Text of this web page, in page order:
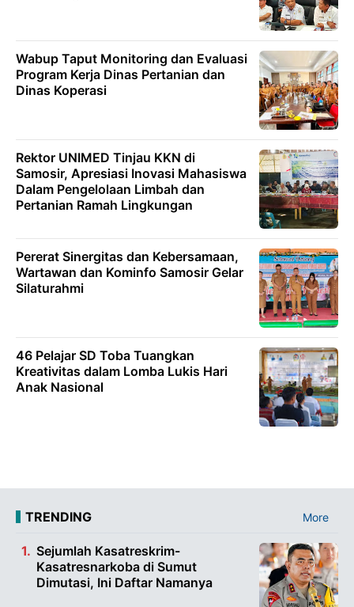
Wabup Taput Monitoring dan Evaluasi
Program Kerja Dinas Pertanian dan
Dinas Koperasi
Rektor UNIMED Tinjau KKN di
Samosir, Apresiasi Inovasi Mahasiswa
Dalam Pengelolaan Limbah dan
Pertanian Ramah Lingkungan
Pererat Sinergitas dan Kebersamaan,
Wartawan dan Kominfo Samosir Gelar
Silaturahmi
46 Pelajar SD Toba Tuangkan
Kreativitas dalam Lomba Lukis Hari
Anak Nasional
TRENDING More
Sejumlah Kasatreskrim-
Kasatresnarkoba di Sumut
Dimutasi, Ini Daftar Namanya